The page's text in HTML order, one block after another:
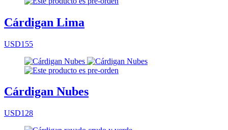
Cárdigan Lima
USD155
Cárdigan Nubes
USD128